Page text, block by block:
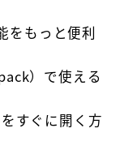
をもっと便利
）で使える
すぐに開く方